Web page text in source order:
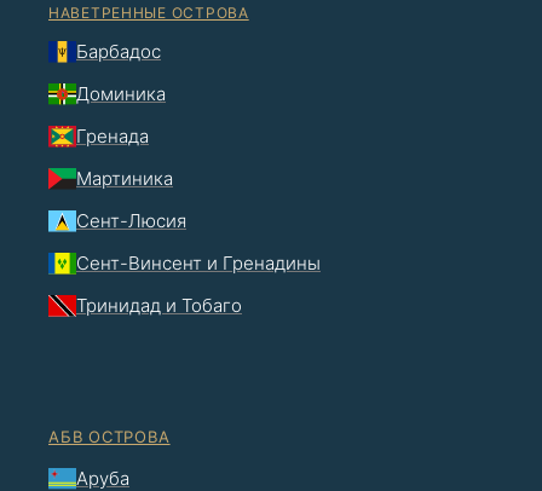
НАВЕТРЕННЫЕ ОСТРОВА
Барбадос
Доминика
Гренада
Мартиника
Сент-Люсия
Сент-Винсент и Гренадины
Тринидад и Тобаго
АБВ ОСТРОВА
Аруба